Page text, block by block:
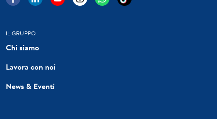
IL GRUPPO
Chi siamo
Lavora con noi
News & Eventi